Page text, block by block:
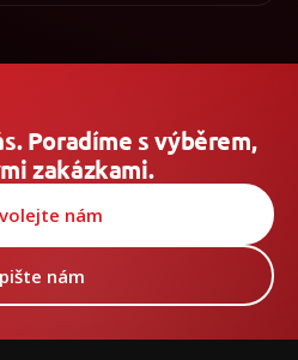
Poradíme s výběrem,
zakázkami.
nám
nám